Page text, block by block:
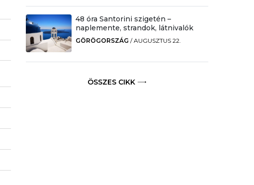
48 óra Santorini szigetén –
naplemente, strandok, látnivalók
GÖRÖGORSZÁG /AUGUSZTUS 22.
ÖSSZES CIKK